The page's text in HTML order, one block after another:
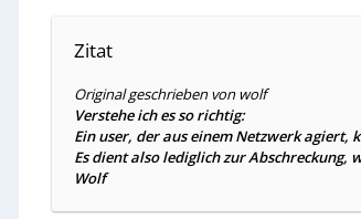
Zitat
Original geschrieben von wolf
Verstehe ich es so richtig:
Ein user, der aus einem Netzwerk agiert,
Es dient also lediglich zur
Wolf